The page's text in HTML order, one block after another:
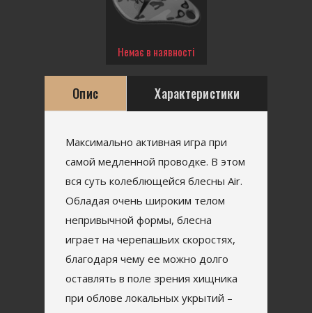
Немає в наявності
Опис Характеристики
Максимально активная игра при
самой медленной проводке. В этом
вся суть колеблющейся блесны Air.
Обладая очень широким телом
непривычной формы, блесна
играет на черепашьих скоростях,
благодаря чему ее можно долго
оставлять в поле зрения хищника
при облове локальных укрытий –